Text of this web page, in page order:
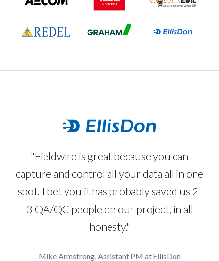
"Fieldwire is great because you can
capture and control all your data all in one
spot. I bet you it has probably saved us 2-
3 QA/QC people on our project, in all
honesty."
Mike Armstrong, Assistant PM at EllisDon